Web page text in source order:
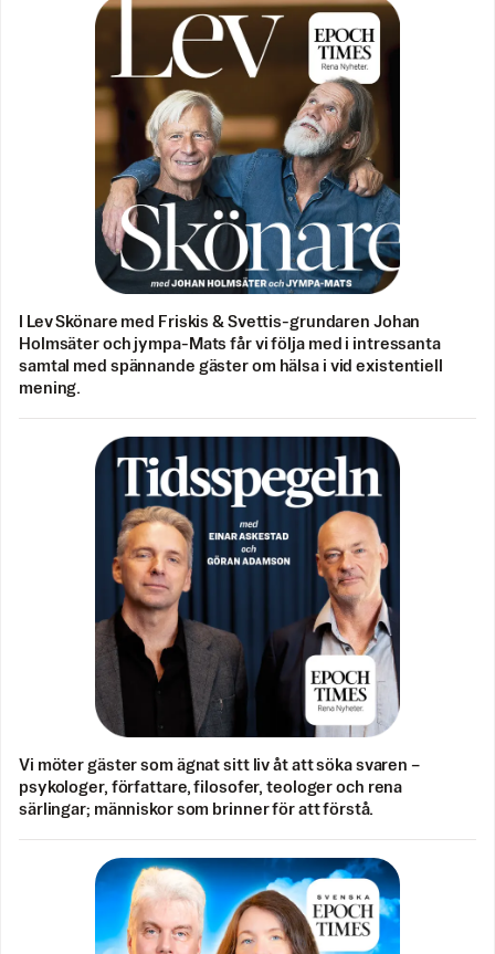
I Lev Skönare med Friskis & Svettis-grundaren Johan
Holmsäter och jympa-Mats får vi följa med i intressanta
samtal med spännande gäster om hälsa i vid existentiell
mening.
Vi möter gäster som ägnat sitt liv åt att söka svaren –
psykologer, författare, filosofer, teologer och rena
särlingar; människor som brinner för att förstå.